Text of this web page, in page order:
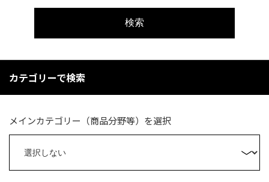
検索
カテゴリーで検索
メインカテゴリー（商品分野等）を選択